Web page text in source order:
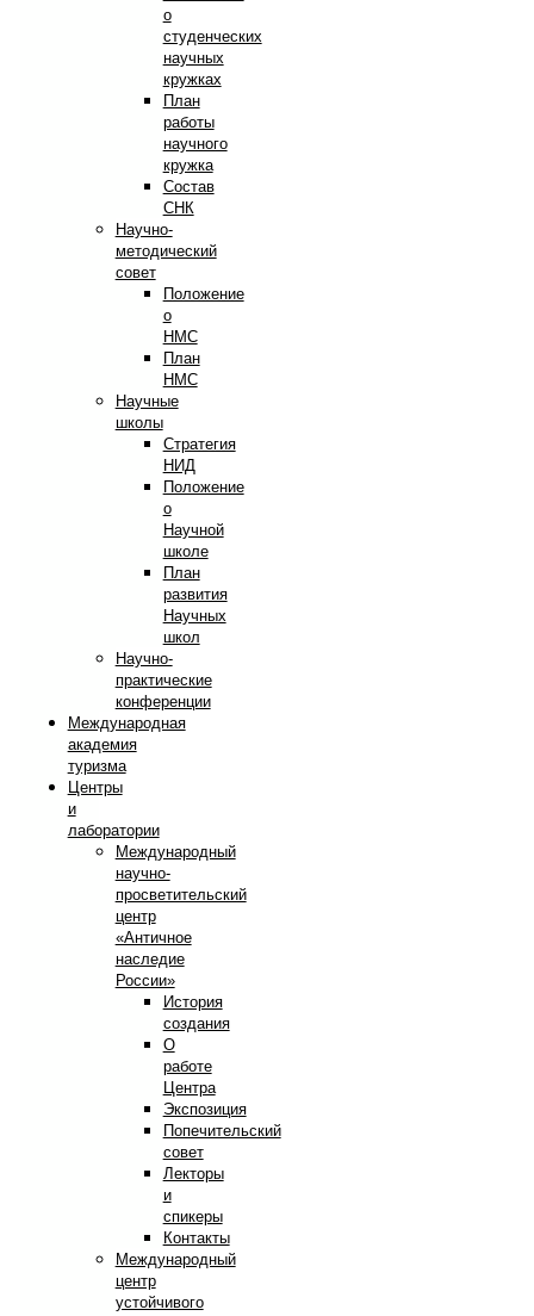
о
студенческих
научных
кружках
План
работы
научного
кружка
Состав
СНК
Научно-
методический
совет
Положение
о
НМС
План
НМС
Научные
школы
Стратегия
НИД
Положение
о
Научной
школе
План
развития
Научных
школ
Научно-
практические
конференции
Международная
академия
туризма
Центры
и
лаборатории
Международный
научно-
просветительский
центр
«Античное
наследие
России»
История
создания
О
работе
Центра
Экспозиция
Попечительский
совет
Лекторы
и
спикеры
Контакты
Международный
центр
устойчивого